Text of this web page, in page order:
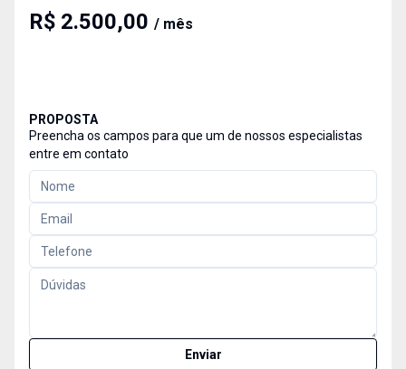
R$ 2.500,00 / mês
PROPOSTA
Preencha os campos para que um de nossos especialistas
entre em contato
Enviar